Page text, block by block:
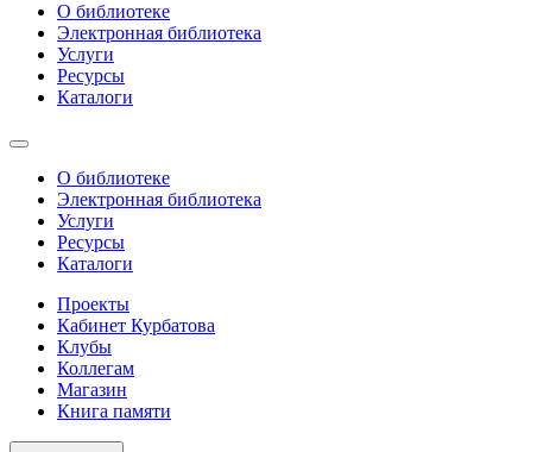
О библиотеке
Электронная библиотека
Услуги
Ресурсы
Каталоги
О библиотеке
Электронная библиотека
Услуги
Ресурсы
Каталоги
Проекты
Кабинет Курбатова
Клубы
Коллегам
Магазин
Книга памяти